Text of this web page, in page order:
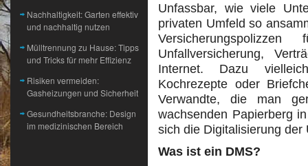
Nachhaltigkeit: Garten effektiv
und nachhaltig nutzen
Mülltrennung zu Hause: Tipps
und Tricks für mehr Effizienz
Risiken vermeiden:
Gasheizungen und Sicherheit
Gesundheitsbranche: Design
im medizinischen Bereich
Unfassbar, wie viele
privaten Umfeld so
Unfallversicherung,
Internet. Dazu
Kochrezepte oder
Verwandte, die man
wachsenden Papierberg
sich die Digitalisierung
Was ist ein DMS?